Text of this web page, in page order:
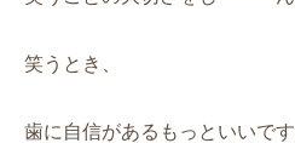
笑うとき、
歯に自信があるもっといいです